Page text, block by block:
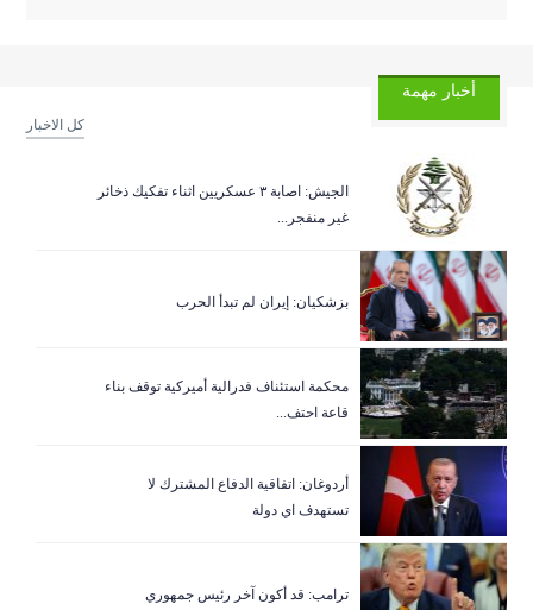
أخبار مهمة
كل الاخبار
الجيش: اصابة ٣ عسكريين اثناء تفكيك ذخائر
غير منفجر...
بزشكيان: إيران لم تبدأ الحرب
‏محكمة استئناف فدرالية أميركية توقف بناء
قاعة احتف...
أردوغان: اتفاقية الدفاع المشترك لا
تستهدف اي دولة
ترامب: قد أكون آخر رئيس جمهوري